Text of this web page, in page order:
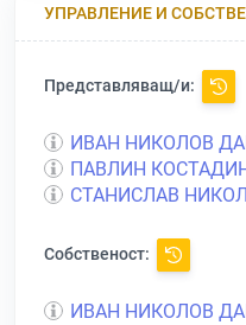
УПРАВЛЕНИЕ И
Представляващ/и:
ИВАН НИКОЛОВ
ПАВЛИН
СТАНИСЛАВ
Собственост:
ИВАН НИКОЛОВ